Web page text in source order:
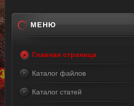
МЕНЮ
Главная страница
Каталог файлов
Каталог статей